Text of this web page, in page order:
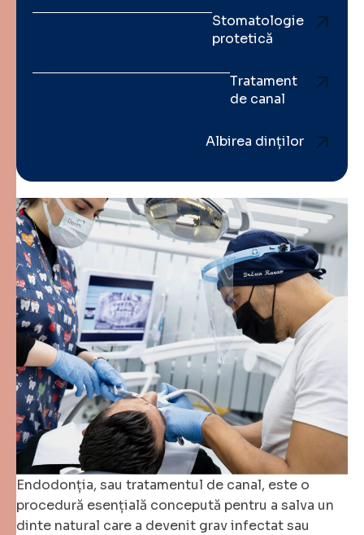
Stomatologie
protetică
Tratament
de canal
Albirea dinților
Endodonția, sau tratamentul de canal, este o
procedură esențială concepută pentru a salva un
dinte natural care a devenit grav infectat sau